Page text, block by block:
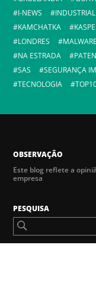
I-NEWS
INDUSTRIAL
KAMCHATKA
LONDRES
MALWARE
NA ESTRADA
SAS
SEGURANÇA
TECNOLOGIA
OBSERVAÇÃO
Este blog reflete a
empresa
PESQUISA